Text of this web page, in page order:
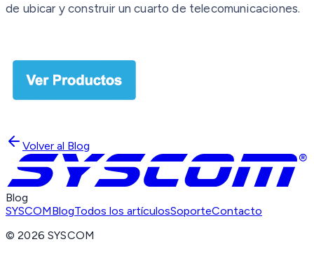
de ubicar y construir un cuarto de telecomunicaciones.
Volver al Blog
Blog
SYSCOMBlogTodos los artículosSoporteContacto
©2026 SYSCOM